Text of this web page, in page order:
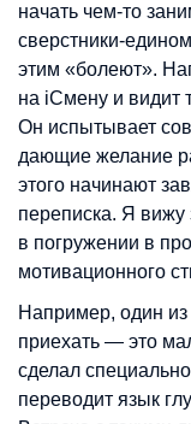
начать чем-то
сверстники-
этим «болеют».
на iСмену и видит
Он испытывает
дающие желание
этого начинают
переписка. Я вижу
в погружении в
мотивационного
Например, один из
приехать — это
сделал
переводит язык